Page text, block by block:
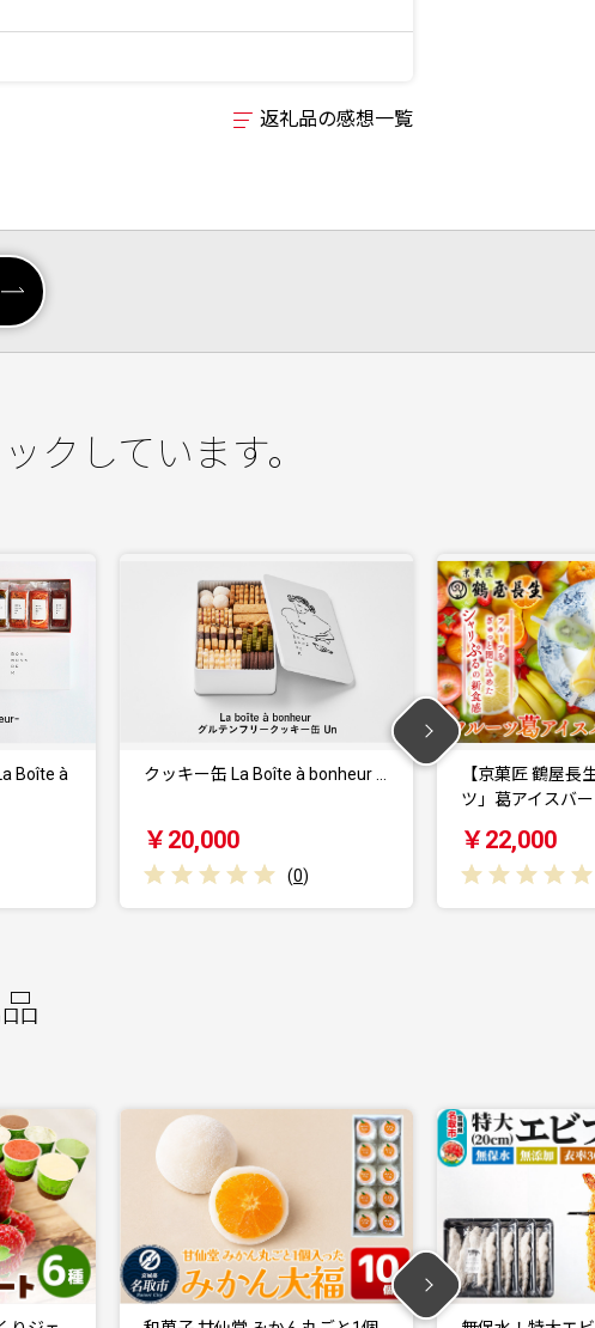
返礼品の感想一覧
クしています。
…
【京菓匠 鶴屋長生】「フルー
￥22,000
(0)
【京菓匠 鶴屋長
ツ」葛アイスバ
￥9,000